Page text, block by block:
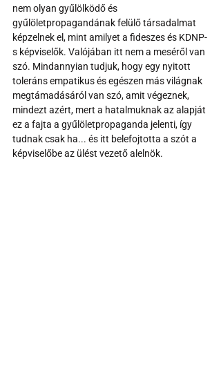
nem olyan gyűlölködő és
gyűlöletpropagandának felülő társadalmat
képzelnek el, mint amilyet a fideszes és KDNP-
s képviselők. Valójában itt nem a meséről van
szó. Mindannyian tudjuk, hogy egy nyitott
toleráns empatikus és egészen más világnak
megtámadásáról van szó, amit végeznek,
mindezt azért, mert a hatalmuknak az alapját
ez a fajta a gyűlöletpropaganda jelenti, így
tudnak csak ha... és itt belefojtotta a szót a
képviselőbe az ülést vezető alelnök.